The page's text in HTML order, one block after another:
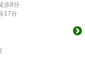
歩8分
17分